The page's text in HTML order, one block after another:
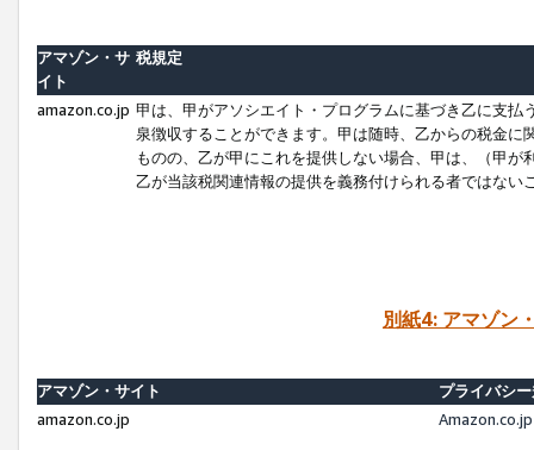
アマゾン・サ
イト
税規定
amazon.co.jp 甲は、甲がアソシエイト・プログラムに基づき乙に支
泉徴収することができます。甲は随時、乙からの税金
ものの、乙が甲にこれを提供しない場合、甲は、（甲
乙が当該税関連情報の提供を義務付けられる者ではな
別紙4: アマゾン
アマゾン・サイト
プライバシ
amazon.co.jp